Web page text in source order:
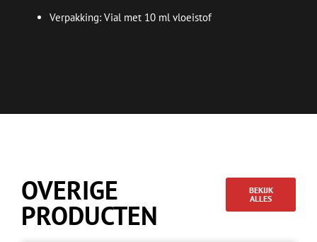
Verpakking: Vial met 10 ml vloeistof
OVERIGE
PRODUCTEN
BEKIJK
ALLES